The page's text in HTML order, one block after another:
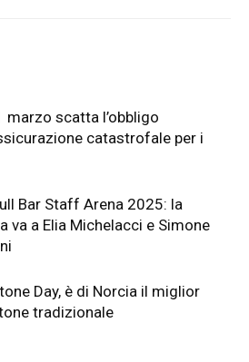
marzo scatta l’obbligo
catastrofale per i
Bar Staff Arena 2025: la
va a Elia Michelacci e Simone
Day, è di Norcia il miglior
tradizionale